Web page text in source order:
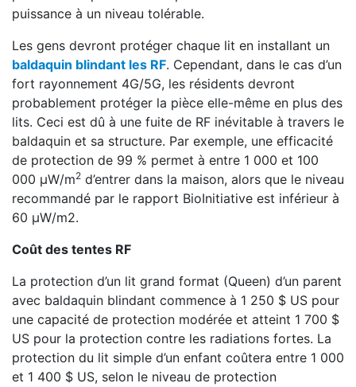
puissance à un niveau tolérable.
Les gens devront protéger chaque lit en installant un
baldaquin blindant les RF. Cependant, dans le cas d’un
fort rayonnement 4G/5G, les résidents devront
probablement protéger la pièce elle-même en plus des
lits. Ceci est dû à une fuite de RF inévitable à travers le
baldaquin et sa structure. Par exemple, une efficacité
de protection de 99 % permet à entre 1 000 et 100
000 µW/m2 d’entrer dans la maison, alors que le niveau
recommandé par le rapport BioInitiative est inférieur à
60 µW/m2.
Coût des tentes RF
La protection d’un lit grand format (Queen) d’un parent
avec baldaquin blindant commence à 1 250 $ US pour
une capacité de protection modérée et atteint 1 700 $
US pour la protection contre les radiations fortes. La
protection du lit simple d’un enfant coûtera entre 1 000
et 1 400 $ US, selon le niveau de protection